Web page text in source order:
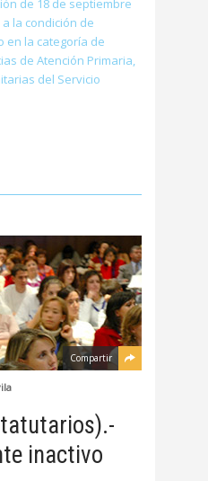
de 18 de septiembre
la condición de
en la categoría de
de Atención Primaria,
del Servicio
Compartir
inactivo